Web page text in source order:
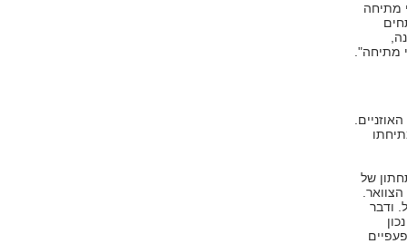
מתיחה
מתיחה".
של
ודבר